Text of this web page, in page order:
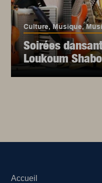
Culture,Musique,
Soirées
Loukoum
Accueil